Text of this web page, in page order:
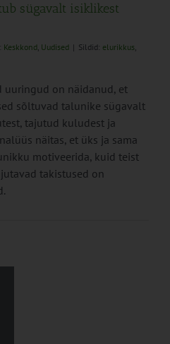
sügavalt isiklikest
Keskkond, Uudised | Sildid: elurikkus,
on näidanud, et
sõltuvad talunike sügavalt
tajutud kuludest ja
näitas, et üks ja sama
motiveerida, kuid teist
takistused on